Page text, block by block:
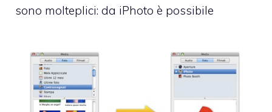
sono molteplici: da iPhoto è possibile